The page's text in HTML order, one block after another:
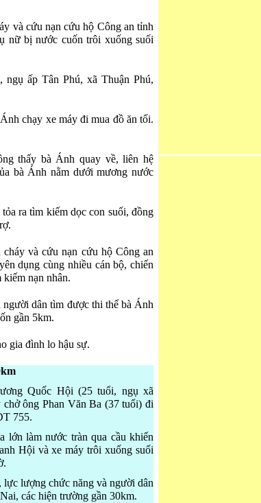
và cứu nạn cứu hộ Công an tỉnh
nữ bị nước cuốn trôi xuống suối
ấp Tân Phú, xã Thuận Phú,
chạy xe máy đi mua đồ ăn tối.
thấy bà Ánh quay về, liên hệ
bà Ánh nằm dưới mương nước
ra tìm kiếm dọc con suối, đồng
và cứu nạn cứu hộ Công an
dụng cùng nhiều cán bộ, chiến
nạn nhân.
dân tìm được thi thể bà Ánh
gần 5km.
gia đình lo hậu sự.
Quốc Hội (25 tuổi, ngụ xã
ông Phan Văn Ba (37 tuổi) đi
755.
lớn làm nước tràn qua cầu khiến
Hội và xe máy trôi xuống suối
lực lượng chức năng và người dân
các hiện trường gần 30km.